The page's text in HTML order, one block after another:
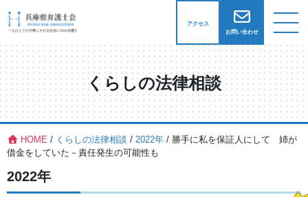
アクセス
お問い合わせ
くらしの法律相談
HOME / くらしの法律相談 / 2022年 / 勝手に私を保証人にして 姉が
借金をしていた－責任発生の可能性も
2022年